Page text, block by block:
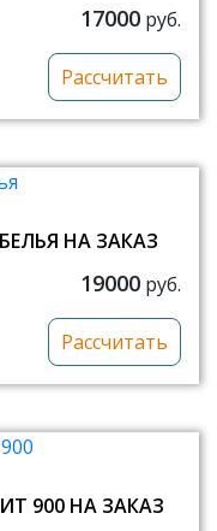
17000 руб.
Рассчитать
НА ЗАКАЗ
19000 руб.
Рассчитать
900 НА ЗАКАЗ